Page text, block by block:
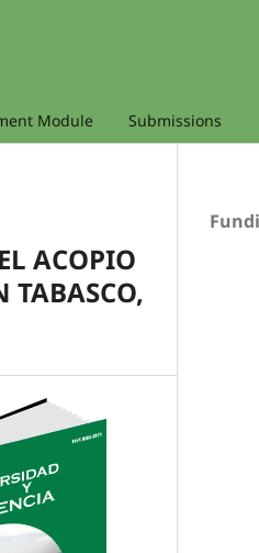
Module Submissions
ACOPIO
TABASCO,